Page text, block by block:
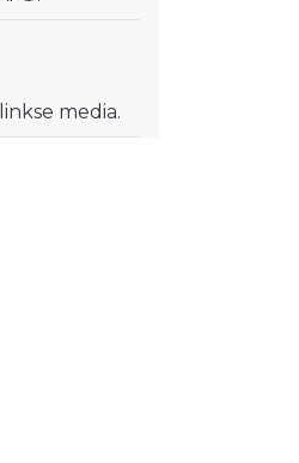
media.